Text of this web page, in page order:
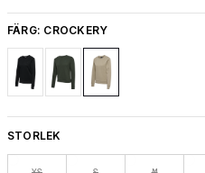
FÄRG: CROCKERY
STORLEK